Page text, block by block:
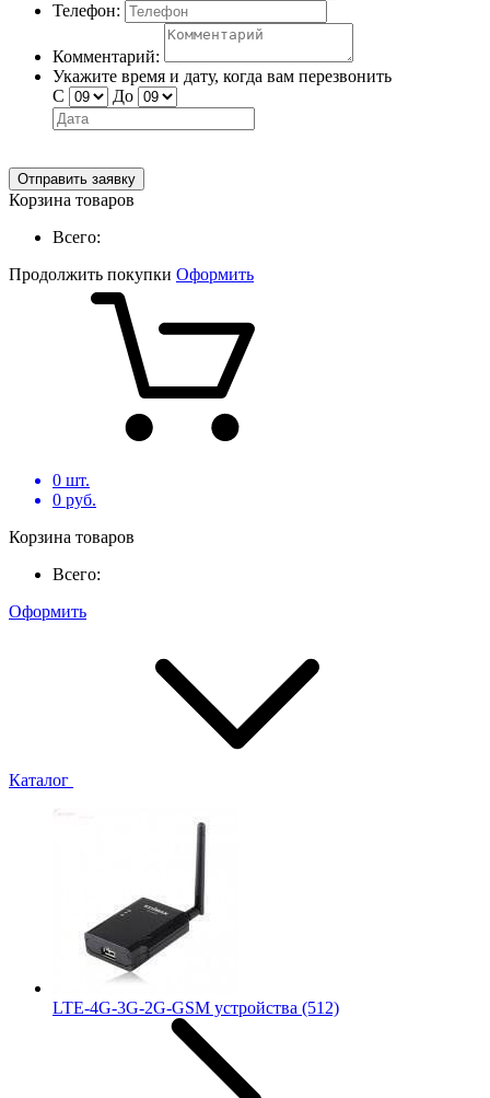
Телефон:
Комментарий:
Укажите время и дату, когда вам перезвонить
С
До
Отправить заявку
Корзина товаров
Всего:
Продолжить покупки Оформить
0 шт.
0 руб.
Корзина товаров
Всего:
Оформить
Каталог
LTE-4G-3G-2G-GSM устройства (512)